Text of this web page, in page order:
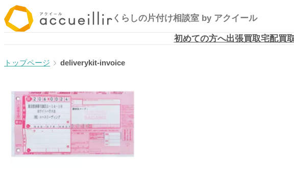
内
容
キ
くらしの片付け相談室 by アクイール
初めての方へ出張買取宅配買
deliverykit-invoice